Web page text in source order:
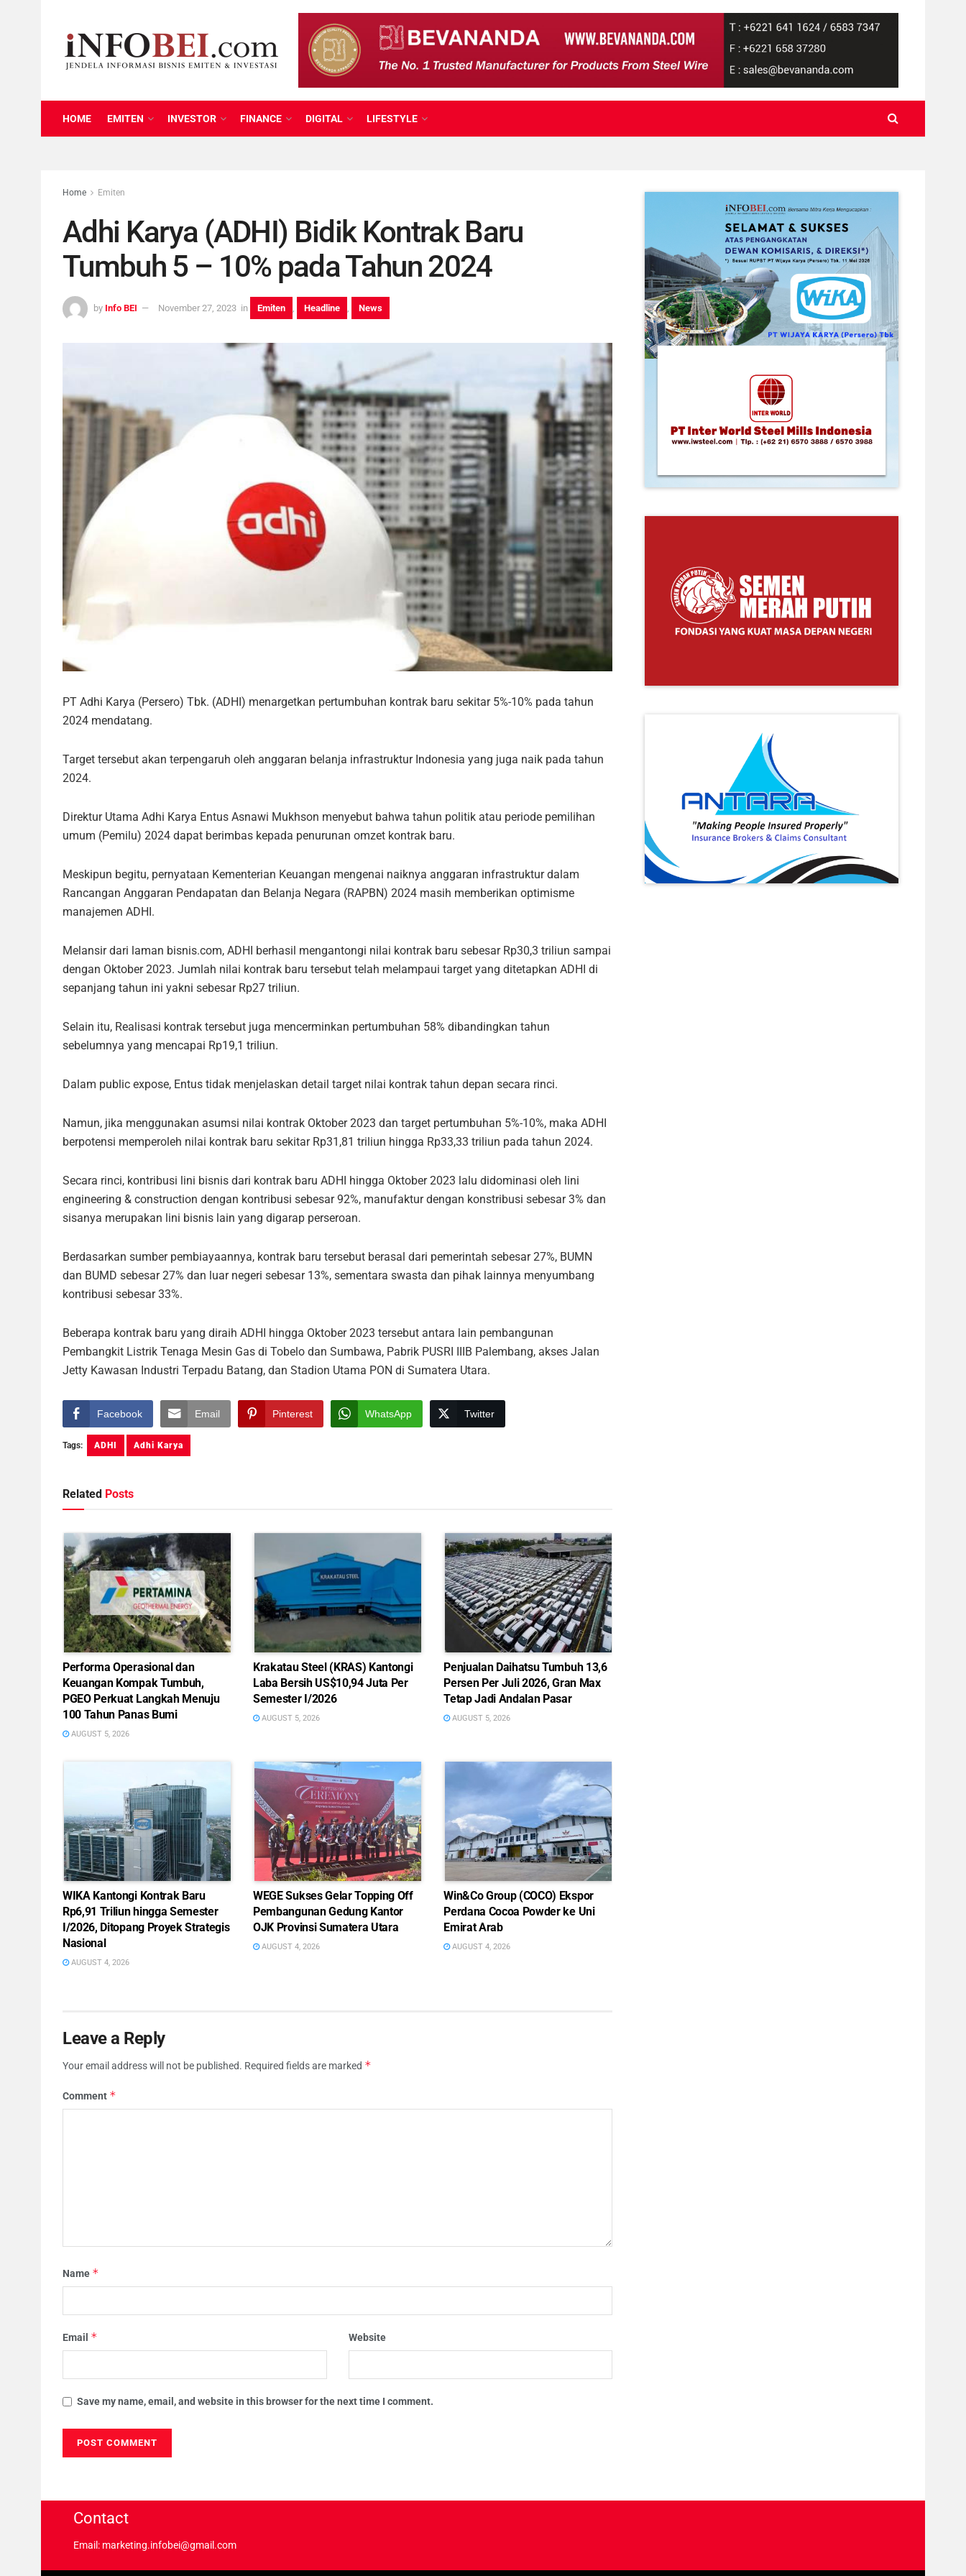
HOME EMITEN INVESTOR FINANCE DIGITAL LIFESTYLE
Home Emiten
Adhi Karya (ADHI) Bidik Kontrak Baru
Tumbuh 5 – 10% pada Tahun 2024
by Info BEI November 27, 2023 in Emiten Headline News
PT Adhi Karya (Persero) Tbk. (ADHI) menargetkan pertumbuhan kontrak baru sekitar 5%-10% pada tahun
2024 mendatang.
Target tersebut akan terpengaruh oleh anggaran belanja infrastruktur Indonesia yang juga naik pada tahun
2024.
Direktur Utama Adhi Karya Entus Asnawi Mukhson menyebut bahwa tahun politik atau periode pemilihan
umum (Pemilu) 2024 dapat berimbas kepada penurunan omzet kontrak baru.
Meskipun begitu, pernyataan Kementerian Keuangan mengenai naiknya anggaran infrastruktur dalam
Rancangan Anggaran Pendapatan dan Belanja Negara (RAPBN) 2024 masih memberikan optimisme
manajemen ADHI.
Melansir dari laman bisnis.com, ADHI berhasil mengantongi nilai kontrak baru sebesar Rp30,3 triliun sampai
dengan Oktober 2023. Jumlah nilai kontrak baru tersebut telah melampaui target yang ditetapkan ADHI di
sepanjang tahun ini yakni sebesar Rp27 triliun.
Selain itu, Realisasi kontrak tersebut juga mencerminkan pertumbuhan 58% dibandingkan tahun
sebelumnya yang mencapai Rp19,1 triliun.
Dalam public expose, Entus tidak menjelaskan detail target nilai kontrak tahun depan secara rinci.
Namun, jika menggunakan asumsi nilai kontrak Oktober 2023 dan target pertumbuhan 5%-10%, maka ADHI
berpotensi memperoleh nilai kontrak baru sekitar Rp31,81 triliun hingga Rp33,33 triliun pada tahun 2024.
Secara rinci, kontribusi lini bisnis dari kontrak baru ADHI hingga Oktober 2023 lalu didominasi oleh lini
engineering & construction dengan kontribusi sebesar 92%, manufaktur dengan konstribusi sebesar 3% dan
sisanya merupakan lini bisnis lain yang digarap perseroan.
Berdasarkan sumber pembiayaannya, kontrak baru tersebut berasal dari pemerintah sebesar 27%, BUMN
dan BUMD sebesar 27% dan luar negeri sebesar 13%, sementara swasta dan pihak lainnya menyumbang
kontribusi sebesar 33%.
Beberapa kontrak baru yang diraih ADHI hingga Oktober 2023 tersebut antara lain pembangunan
Pembangkit Listrik Tenaga Mesin Gas di Tobelo dan Sumbawa, Pabrik PUSRI IIIB Palembang, akses Jalan
Jetty Kawasan Industri Terpadu Batang, dan Stadion Utama PON di Sumatera Utara.
Facebook Email Pinterest WhatsApp Twitter
Tags: ADHI Adhi Karya
Related Posts
Performa Operasional dan
Keuangan Kompak Tumbuh,
PGEO Perkuat Langkah Menuju
100 Tahun Panas Bumi
AUGUST 5, 2026
Krakatau Steel (KRAS) Kantongi
Laba Bersih US$10,94 Juta Per
Semester I/2026
AUGUST 5, 2026
Penjualan Daihatsu Tumbuh 13,6
Persen Per Juli 2026, Gran Max
Tetap Jadi Andalan Pasar
AUGUST 5, 2026
WIKA Kantongi Kontrak Baru
Rp6,91 Triliun hingga Semester
I/2026, Ditopang Proyek Strategis
Nasional
AUGUST 4, 2026
WEGE Sukses Gelar Topping Off
Pembangunan Gedung Kantor
OJK Provinsi Sumatera Utara
AUGUST 4, 2026
Win&Co Group (COCO) Ekspor
Perdana Cocoa Powder ke Uni
Emirat Arab
AUGUST 4, 2026
Leave a Reply
Your email address will not be published. Required fields are marked *
Comment *
Name *
Email * Website
Save my name, email, and website in this browser for the next time I comment.
Contact
Email: marketing.infobei@gmail.com